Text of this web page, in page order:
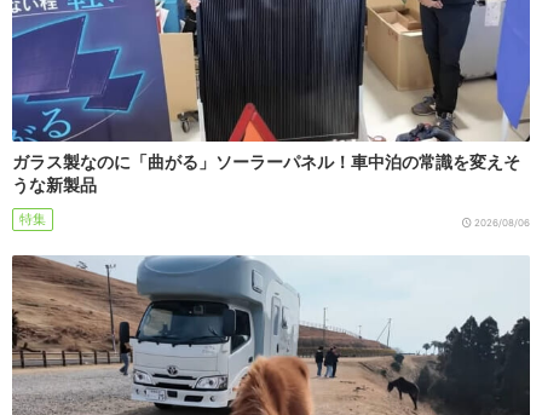
ガラス製なのに「曲がる」ソーラーパネル！車中泊の常識を変えそ
うな新製品
特集 2026/08/06